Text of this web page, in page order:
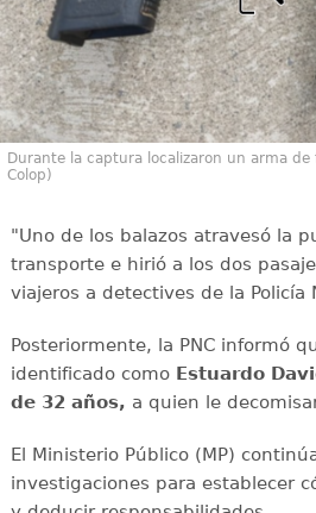
Durante la captura localizaron un arma de
Colop)
"Uno de los balazos atravesó la
transporte e hirió a los dos
viajeros a detectives de la Policía
Posteriormente, la PNC informó
identificado como Estuardo
de 32 años, a quien le
El Ministerio Público (MP)
investigaciones para establecer